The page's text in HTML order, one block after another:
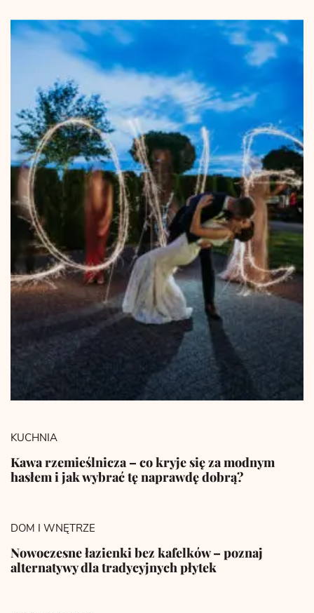
KUCHNIA
Kawa rzemieślnicza – co kryje się za modnym
hasłem i jak wybrać tę naprawdę dobrą?
DOM I WNĘTRZE
Nowoczesne łazienki bez kafelków – poznaj
alternatywy dla tradycyjnych płytek